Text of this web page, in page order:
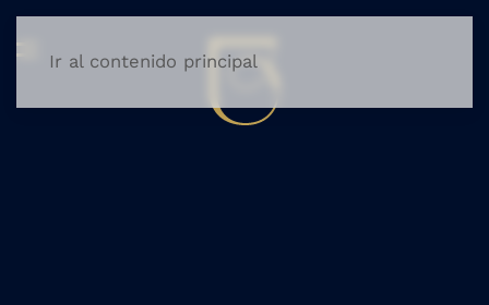
Ir al contenido principal